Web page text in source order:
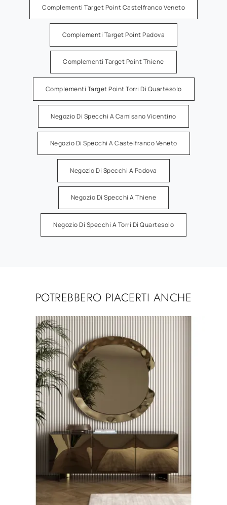
Complementi Target Point Castelfranco Veneto
Complementi Target Point Padova
Complementi Target Point Thiene
Complementi Target Point Torri Di Quartesolo
Negozio Di Specchi A Camisano Vicentino
Negozio Di Specchi A Castelfranco Veneto
Negozio Di Specchi A Padova
Negozio Di Specchi A Thiene
Negozio Di Specchi A Torri Di Quartesolo
POTREBBERO PIACERTI ANCHE